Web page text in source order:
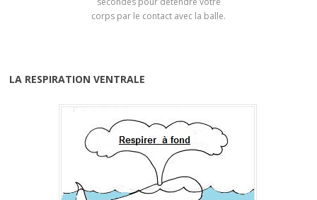
corps par le contact avec la balle.
LA RESPIRATION VENTRALE